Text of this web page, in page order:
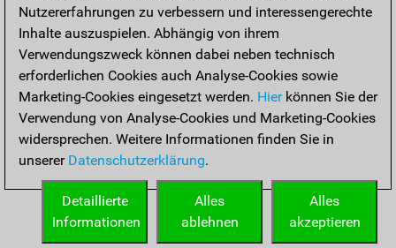
Nutzererfahrungen zu verbessern und interessengerechte
Inhalte auszuspielen. Abhängig von ihrem
Verwendungszweck können dabei neben technisch
erforderlichen Cookies auch Analyse-Cookies sowie
Marketing-Cookies eingesetzt werden. Hierkönnen Sie der
Verwendung von Analyse-Cookies und Marketing-Cookies
widersprechen. Weitere Informationen finden Sie in
unserer Datenschutzerklärung.
Alles
akzeptieren
Alles
ablehnen
Detaillierte
Informationen